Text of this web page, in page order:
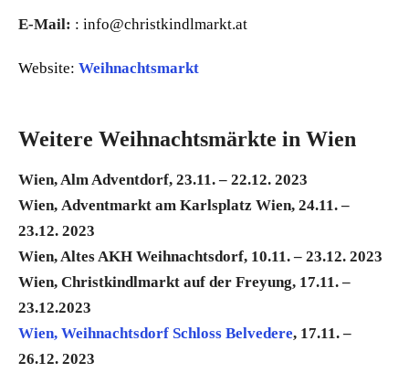
E-Mail: : info@christkindlmarkt.at
Website: Weihnachtsmarkt
Weitere Weihnachtsmärkte in Wien
Wien, Alm Adventdorf, 23.11. – 22.12. 2023
Wien, Adventmarkt am Karlsplatz Wien, 24.11. –
23.12. 2023
Wien, Altes AKH Weihnachtsdorf, 10.11. – 23.12. 2023
Wien, Christkindlmarkt auf der Freyung, 17.11. –
23.12.2023
Wien, Weihnachtsdorf Schloss Belvedere, 17.11. –
26.12. 2023